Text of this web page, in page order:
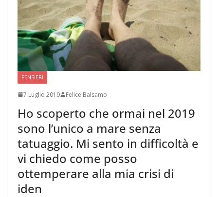
PENSIERI
7 Luglio 2019 Felice Balsamo
Ho scoperto che ormai nel 2019
sono l’unico a mare senza
tatuaggio. Mi sento in difficoltà e
vi chiedo come posso
ottemperare alla mia crisi di
iden